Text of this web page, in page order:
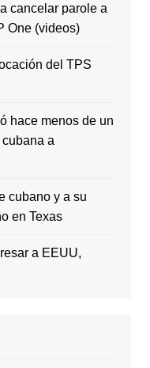
cancelar parole a
One (videos)
del TPS
hace menos de un
a
cubano y a su
en Texas
a EEUU,